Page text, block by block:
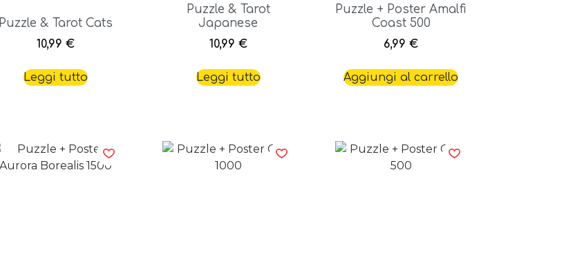
Puzzle & Tarot Cats
10,99 €
Leggi tutto
Puzzle & Tarot
Japanese
10,99 €
Leggi tutto
Puzzle + Poster Amalfi
Coast 500
6,99€
Aggiungi al carrello